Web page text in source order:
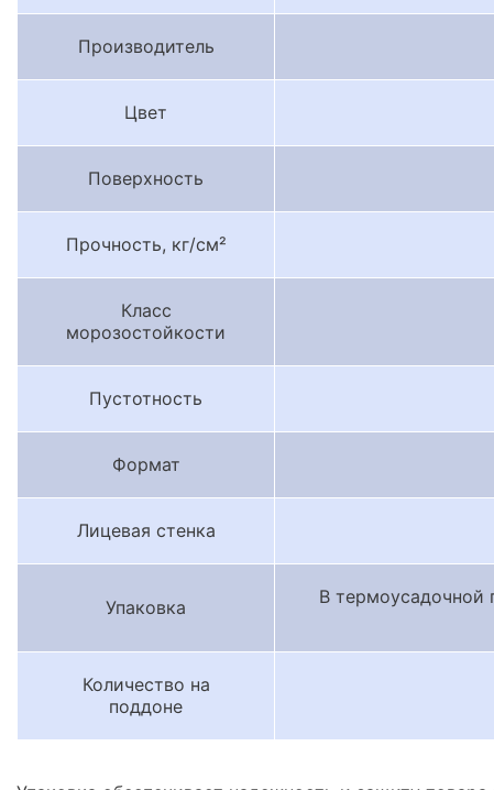
Производитель
Цвет
Поверхность
Прочность, кг/см²
Класс
морозостойкости
Пустотность
Формат
Лицевая стенка
Упаковка
В термоусадочной
Количество на
поддоне